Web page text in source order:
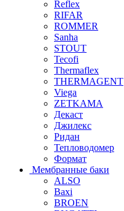
Reflex
RIFAR
ROMMER
Sanha
STOUT
Tecofi
Thermaflex
THERMAGENT
Viega
ZETKAMA
Декаст
Джилекс
Ридан
Тепловодомер
Формат
Мембранные баки
ALSO
Baxi
BROEN